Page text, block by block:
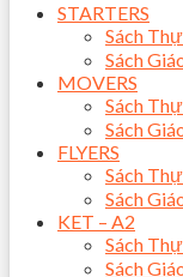
STARTERS
Sách
Sách
MOVERS
Sách
Sách
FLYERS
Sách
Sách
KET – A2
Sách
Sách